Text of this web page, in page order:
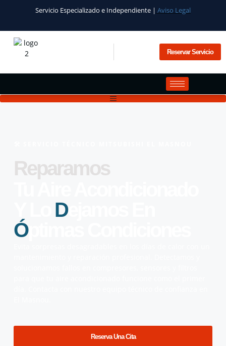
Servicio Especializado e Independiente | Aviso Legal
Reservar Servicio
Reparamos
DEjamos En
ÓPtimas Condiciones
Reserva Una Cita